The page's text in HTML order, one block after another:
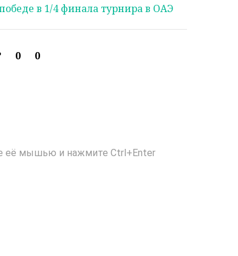
в 1/4 финала турнира в ОАЭ
0 0
её мышью и нажмите Ctrl+Enter